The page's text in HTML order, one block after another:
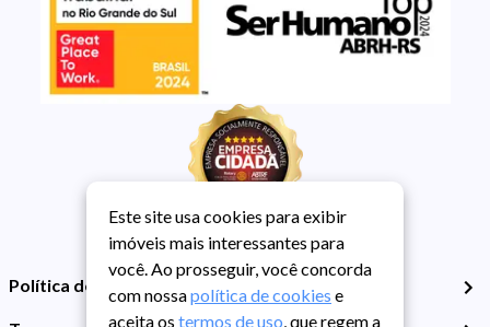
Política de Privacidade
Este site usa cookies para exibir
imóveis mais interessantes para
você. Ao prosseguir, você concorda
com nossapolítica de cookies e
aceita os termos de uso, que regem a